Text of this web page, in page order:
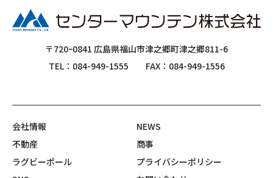
〒720ｰ0841 広島県福山市津之郷町津之郷811-6
TEL：084-949-1555
FAX：084-949-1556
会社情報
NEWS
不動産
商事
ラグビーポール
プライバシーポリシー